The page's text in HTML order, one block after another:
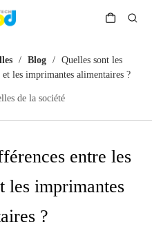
/ Blog / Quelles sont les
les imprimantes alimentaires ?
de la société
entre les
les imprimantes
?